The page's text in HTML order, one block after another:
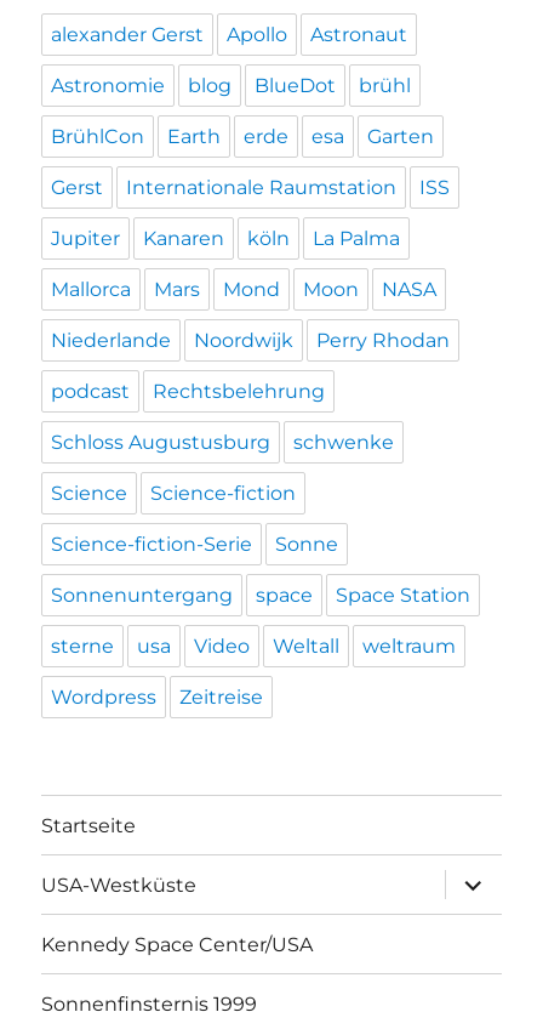
alexander Gerst Apollo Astronaut
Astronomie blog BlueDot brühl
BrühlCon Earth erde esa Garten
Gerst Internationale Raumstation ISS
Jupiter Kanaren köln La Palma
Mallorca Mars Mond Moon NASA
Niederlande Noordwijk Perry Rhodan
podcast Rechtsbelehrung
Schloss Augustusburg schwenke
Science Science-fiction
Science-fiction-Serie Sonne
Sonnenuntergang space Space Station
sterne usa Video Weltall weltraum
Wordpress Zeitreise
Startseite
USA-Westküste
öffnen
Kennedy Space Center/USA
Sonnenfinsternis 1999